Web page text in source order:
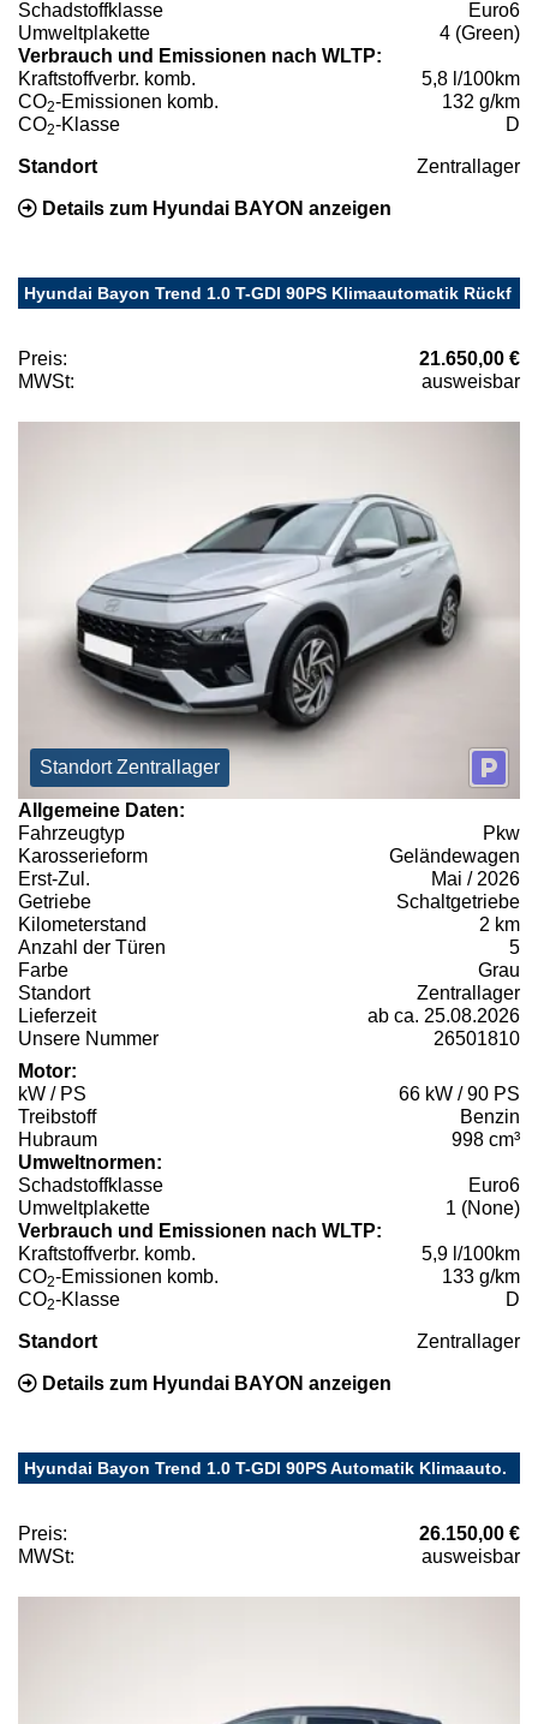
Schadstoffklasse
Euro6
Umweltplakette
4 (Green)
Verbrauch und Emissionen nach WLTP:
Kraftstoffverbr. komb.
5,8 l/100km
CO2-Emissionen komb.
132 g/km
CO2-Klasse D
Standort Zentrallager
Details zum Hyundai BAYON anzeigen
Hyundai Bayon Trend 1.0 T-GDI 90PS Klimaautomatik Rückf
Preis:
21.650,00 €
MWSt:
ausweisbar
Standort Zentrallager
Allgemeine Daten:
Fahrzeugtyp
Pkw
Karosserieform
Geländewagen
Erst-Zul.
Mai / 2026
Getriebe
Schaltgetriebe
Kilometerstand
2 km
Anzahl der Türen
5
Farbe
Grau
Standort
Zentrallager
Lieferzeit
ab ca. 25.08.2026
Unsere Nummer
26501810
Motor:
kW / PS
66 kW / 90 PS
Treibstoff
Benzin
Hubraum
998 cm³
Umweltnormen:
Schadstoffklasse
Euro6
Umweltplakette
1 (None)
Verbrauch und Emissionen nach WLTP:
Kraftstoffverbr. komb.
5,9 l/100km
CO2-Emissionen komb.
133 g/km
CO2-Klasse D
Standort Zentrallager
Details zum Hyundai BAYON anzeigen
Hyundai Bayon Trend 1.0 T-GDI 90PS Automatik Klimaauto.
Preis:
26.150,00 €
MWSt:
ausweisbar